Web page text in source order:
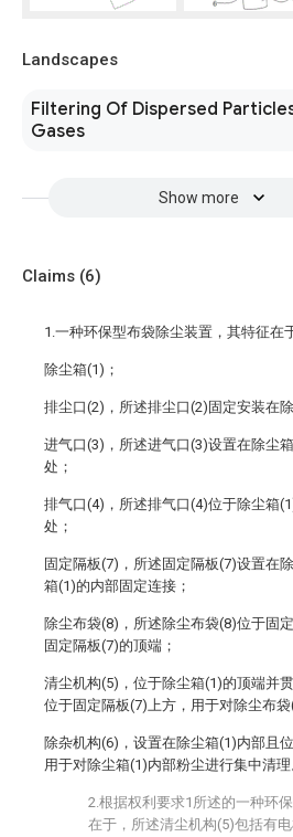
Landscapes
Filtering Of Dispersed
Gases
Show more
Claims (6)
1.一种环保型布袋除尘装置，其特征在
除尘箱(1)；
排尘口(2)，所述排尘口(2)固定安装在
进气口(3)，所述进气口(3)设置在除尘
处；
排气口(4)，所述排气口(4)位于除尘箱
处；
固定隔板(7)，所述固定隔板(7)设置在
箱(1)的内部固定连接；
除尘布袋(8)，所述除尘布袋(8)位于固
固定隔板(7)的顶端；
清尘机构(5)，位于除尘箱(1)的顶端并
位于固定隔板(7)上方，用于对除尘布袋
除杂机构(6)，设置在除尘箱(1)内部且
用于对除尘箱(1)内部粉尘进行集中清理
2.根据权利要求1所述的一种环
在于，所述清尘机构(5)包括有电